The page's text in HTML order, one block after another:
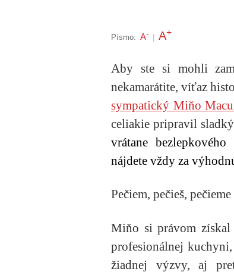
Písmo: A- A+
Aby ste si mohli
nekamarátite, víťaz
sympatický Miňo
celiakie pripravil
vrátane
nájdete vždy za
Pečiem, pečieš, pečieme
Miňo si právom získal
profesionálnej
žiadnej výzvy, aj